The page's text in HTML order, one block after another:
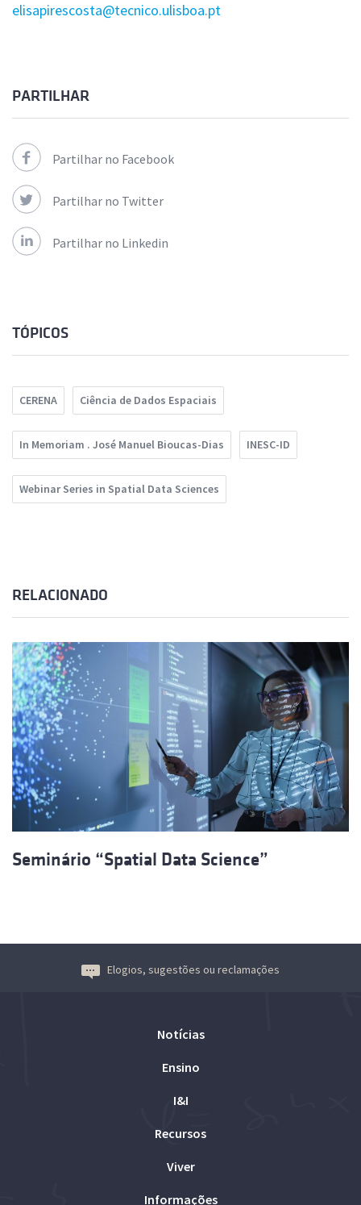
elisapirescosta@tecnico.ulisboa.pt
PARTILHAR
Partilhar no Facebook
Partilhar no Twitter
Partilhar no Linkedin
TÓPICOS
CERENA Ciência de Dados Espaciais
In Memoriam . José Manuel Bioucas-Dias INESC-ID
Webinar Series in Spatial Data Sciences
RELACIONADO
Seminário “Spatial Data Science”
Elogios, sugestões ou reclamações
Notícias
Ensino
I&I
Recursos
Viver
Informações